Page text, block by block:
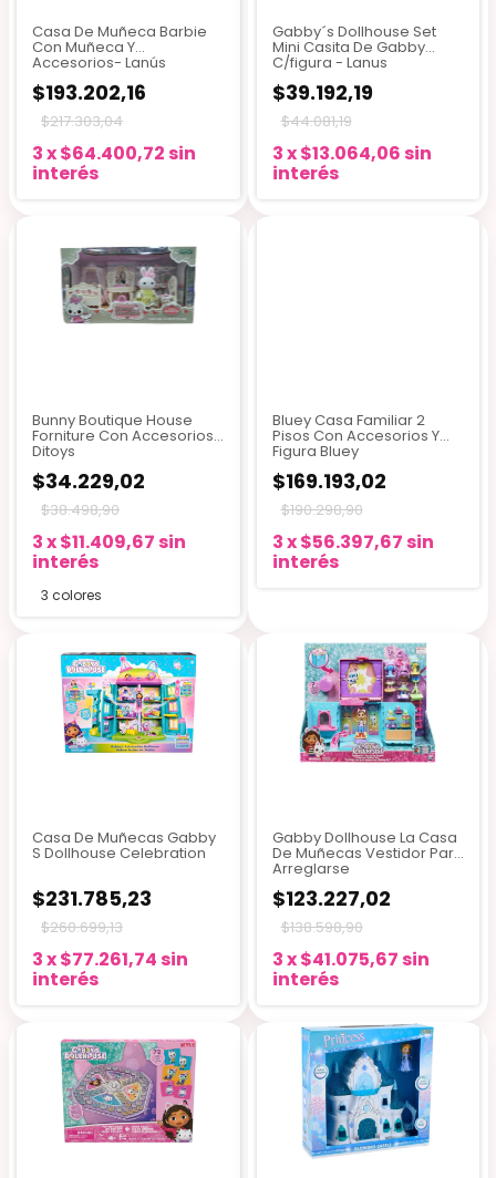
Casa De Muñeca Barbie
Con Muñeca Y
Accesorios- Lanús
$193.202,16
$217.303,04
3x$64.400,72 sin
interés
Gabby´s Dollhouse Set
Mini Casita De Gabby
C/figura - Lanus
$39.192,19
$44.081,19
3x$13.064,06 sin
interés
Bunny Boutique House
Forniture Con Accesorios
Ditoys
$34.229,02
$38.498,90
3x$11.409,67 sin
interés
3 colores
Bluey Casa Familiar 2
Pisos Con Accesorios Y
Figura Bluey
$169.193,02
$190.298,90
3x$56.397,67 sin
interés
Casa De Muñecas Gabby
S Dollhouse Celebration
$231.785,23
$260.699,13
3x$77.261,74 sin
interés
Gabby Dollhouse La Casa
De Muñecas Vestidor Para
Arreglarse
$123.227,02
$138.598,90
3x$41.075,67 sin
interés